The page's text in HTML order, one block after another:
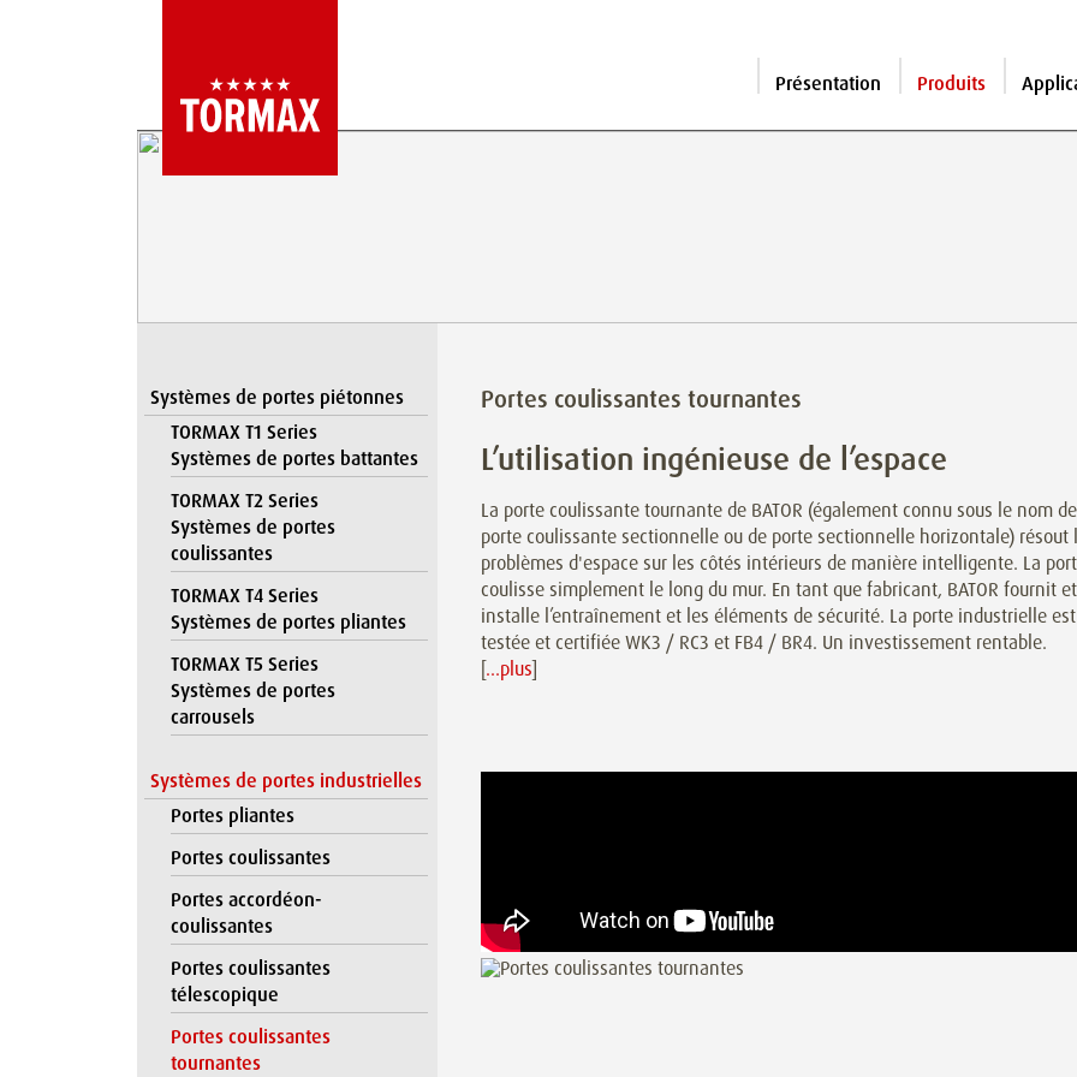
Présentation Produits
Systèmes de portes piétonnes
TORMAX T1 Series
Systèmes de portes battantes
TORMAX T2 Series
Systèmes de portes
coulissantes
TORMAX T4 Series
Systèmes de portes pliantes
TORMAX T5 Series
Systèmes de portes
carrousels
Systèmes de portes industrielles
Portes pliantes
Portes coulissantes
Portes accordéon-
coulissantes
Portes coulissantes
télescopique
Portes coulissantes
tournantes
Portes coulissantes tournantes
L’utilisation ingénieuse de l’espace
La porte coulissante tournante de BATOR (également connu sous le nom de
porte coulissante sectionnelle ou de porte sectionnelle horizontale) résout
problèmes d'espace sur les côtés intérieurs de manière intelligente. La
coulisse simplement le long du mur. En tant que fabricant, BATOR fournit et
installe l’entraînement et les éléments de sécurité. La porte industrielle est
testée et certifiée WK3 / RC3 et FB4 / BR4. Un investissement rentable.
[…plus]